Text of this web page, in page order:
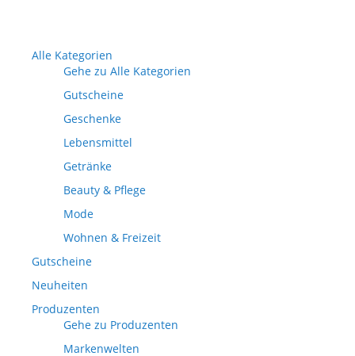
Alle Kategorien
Gehe zu Alle Kategorien
Gutscheine
Geschenke
Lebensmittel
Getränke
Beauty & Pflege
Mode
Wohnen & Freizeit
Gutscheine
Neuheiten
Produzenten
Gehe zu Produzenten
Markenwelten